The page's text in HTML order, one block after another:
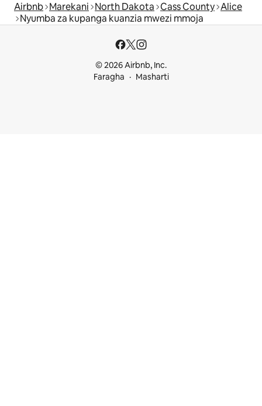
Airbnb Marekani North Dakota Cass County Alice
Nyumba za kupanga kuanzia mwezi mmoja
© 2026 Airbnb, Inc.
Faragha
Masharti